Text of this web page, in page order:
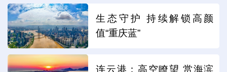
生态守护 持续解锁高颜
值“重庆蓝”
连云港：高空瞭望 赏海滨